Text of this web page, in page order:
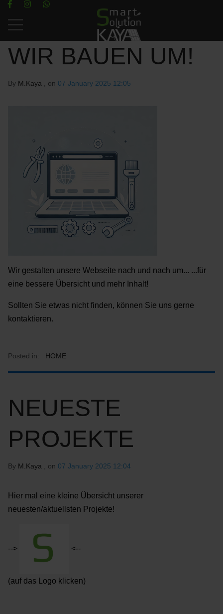
Mobile Menu Toggle
WIR BAUEN UM!
By M.Kaya , on 07 January 2025 12:05
Wir gestalten unsere Webseite nach und nach um... ...für
eine bessere Übersicht und mehr Inhalt!
Sollten Sie etwas nicht finden, können Sie uns gerne
kontaktieren.
Posted in: HOME
NEUESTE
PROJEKTE
By M.Kaya , on 07 January 2025 12:04
Hier mal eine kleine Übersicht unserer
neuesten/aktuellsten Projekte!
--> <--
(auf das Logo klicken)